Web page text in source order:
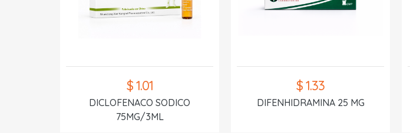
$ 1.01
DICLOFENACO SODICO
75MG/3ML
$ 1.33
DIFENHIDRAMINA 25 MG